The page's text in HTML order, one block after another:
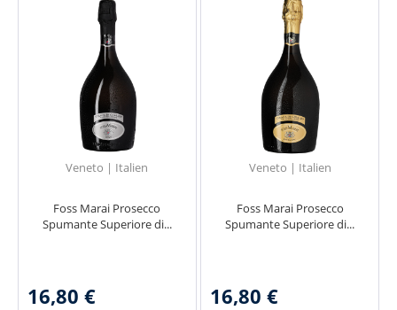
Veneto | Italien
Foss Marai Prosecco
Spumante Superiore di...
16,80 €
Veneto | Italien
Foss Marai Prosecco
Spumante Superiore di...
16,80 €